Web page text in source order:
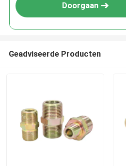
Doorgaan
Geadviseerde Producten